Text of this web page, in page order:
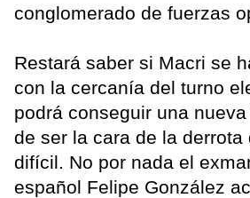
conglomerado de fuerzas
Restará saber si Macri se
con la cercanía del turno
podrá conseguir una
de ser la cara de la derrota
difícil. No por nada el
español Felipe González